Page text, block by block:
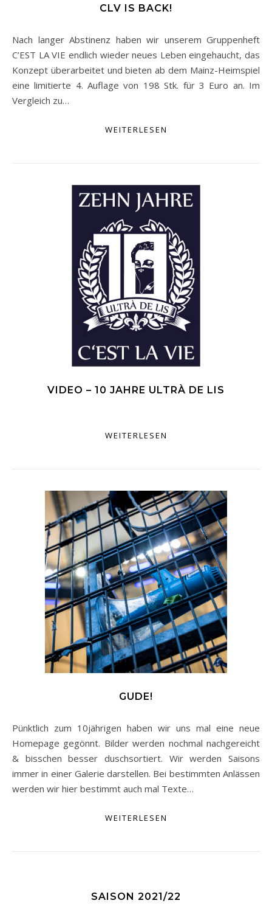
CLV IS BACK!
Nach langer Abstinenz haben wir unserem Gruppenheft
C’EST LA VIE endlich wieder neues Leben eingehaucht, das
Konzept überarbeitet und bieten ab dem Mainz-Heimspiel
eine limitierte 4. Auflage von 198 Stk. für 3 Euro an. Im
Vergleich zu…
WEITERLESEN
VIDEO – 10 JAHRE ULTRÀ DE LIS
WEITERLESEN
GUDE!
Pünktlich zum 10jährigen haben wir uns mal eine neue
Homepage gegönnt. Bilder werden nochmal nachgereicht
& bisschen besser duschsortiert. Wir werden Saisons
immer in einer Galerie darstellen. Bei bestimmten Anlässen
werden wir hier bestimmt auch mal Texte…
WEITERLESEN
SAISON 2021/22